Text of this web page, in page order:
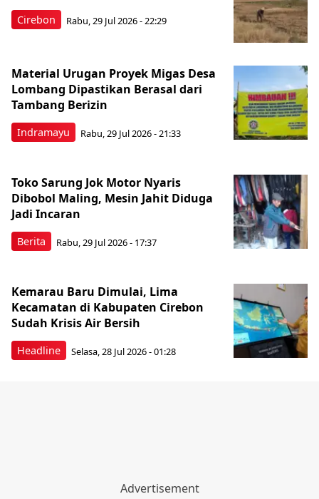
Cirebon Rabu, 29 Jul 2026 - 22:29
Indramayu
Material Urugan Proyek Migas Desa
Lombang Dipastikan Berasal dari
Tambang Berizin
Rabu, 29 Jul 2026 - 21:33
Berita
Toko Sarung Jok Motor Nyaris
Dibobol Maling, Mesin Jahit Diduga
Jadi Incaran
Rabu, 29 Jul 2026 - 17:37
Headline
Kemarau Baru Dimulai, Lima
Kecamatan di Kabupaten Cirebon
Sudah Krisis Air Bersih
Selasa, 28 Jul 2026 - 01:28